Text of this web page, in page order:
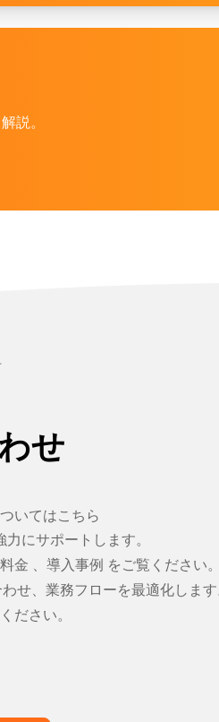
説。
せ
いてはこちら
にサポートします。
料金 、 導入事例 をご覧ください。
、業務フローを最適化しま
ださい。